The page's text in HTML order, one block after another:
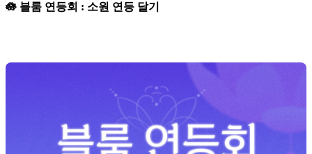
🪷 블룸 연등회 : 소원 연등 달기